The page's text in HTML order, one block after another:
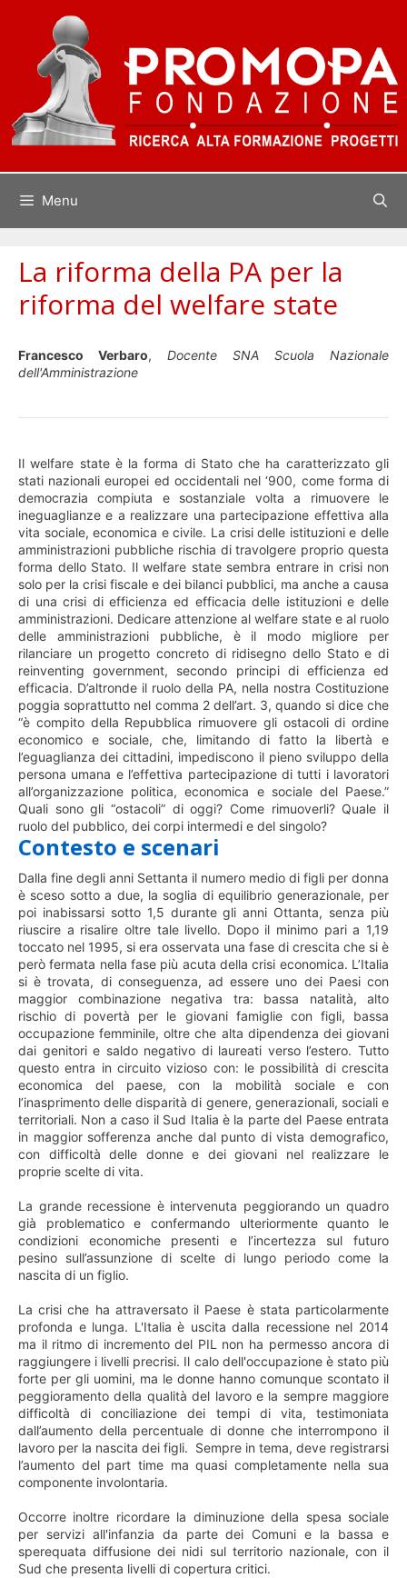
contenuto
Menu
La riforma della PA per la
riforma del welfare state
Francesco Verbaro, Docente SNA Scuola Nazionale
dell'Amministrazione
Il welfare state è la forma di Stato che ha caratterizzato gli
stati nazionali europei ed occidentali nel ‘900, come forma di
democrazia compiuta e sostanziale volta a rimuovere le
ineguaglianze e a realizzare una partecipazione effettiva alla
vita sociale, economica e civile. La crisi delle istituzioni e delle
amministrazioni pubbliche rischia di travolgere proprio questa
forma dello Stato. Il welfare state sembra entrare in crisi non
solo per la crisi fiscale e dei bilanci pubblici, ma anche a causa
di una crisi di efficienza ed efficacia delle istituzioni e delle
amministrazioni. Dedicare attenzione al welfare state e al ruolo
delle amministrazioni pubbliche, è il modo migliore per
rilanciare un progetto concreto di ridisegno dello Stato e di
reinventing government, secondo principi di efficienza ed
efficacia. D’altronde il ruolo della PA, nella nostra Costituzione
poggia soprattutto nel comma 2 dell’art. 3, quando si dice che
“è compito della Repubblica rimuovere gli ostacoli di ordine
economico e sociale, che, limitando di fatto la libertà e
l’eguaglianza dei cittadini, impediscono il pieno sviluppo della
persona umana e l’effettiva partecipazione di tutti i lavoratori
all’organizzazione politica, economica e sociale del Paese.”
Quali sono gli “ostacoli” di oggi? Come rimuoverli? Quale il
ruolo del pubblico, dei corpi intermedi e del singolo?
Contesto e scenari
Dalla fine degli anni Settanta il numero medio di figli per donna
è sceso sotto a due, la soglia di equilibrio generazionale, per
poi inabissarsi sotto 1,5 durante gli anni Ottanta, senza più
riuscire a risalire oltre tale livello. Dopo il minimo pari a 1,19
toccato nel 1995, si era osservata una fase di crescita che si è
però fermata nella fase più acuta della crisi economica. L’Italia
si è trovata, di conseguenza, ad essere uno dei Paesi con
maggior combinazione negativa tra: bassa natalità, alto
rischio di povertà per le giovani famiglie con figli, bassa
occupazione femminile, oltre che alta dipendenza dei giovani
dai genitori e saldo negativo di laureati verso l’estero. Tutto
questo entra in circuito vizioso con: le possibilità di crescita
economica del paese, con la mobilità sociale e con
l’inasprimento delle disparità di genere, generazionali, sociali e
territoriali. Non a caso il Sud Italia è la parte del Paese entrata
in maggior sofferenza anche dal punto di vista demografico,
con difficoltà delle donne e dei giovani nel realizzare le
proprie scelte di vita.
La grande recessione è intervenuta peggiorando un quadro
già problematico e confermando ulteriormente quanto le
condizioni economiche presenti e l’incertezza sul futuro
pesino sull’assunzione di scelte di lungo periodo come la
nascita di un figlio.
La crisi che ha attraversato il Paese è stata particolarmente
profonda e lunga. L'Italia è uscita dalla recessione nel 2014
ma il ritmo di incremento del PIL non ha permesso ancora di
raggiungere i livelli precrisi. Il calo dell'occupazione è stato più
forte per gli uomini, ma le donne hanno comunque scontato il
peggioramento della qualità del lavoro e la sempre maggiore
difficoltà di conciliazione dei tempi di vita, testimoniata
dall’aumento della percentuale di donne che interrompono il
lavoro per la nascita dei figli. Sempre in tema, deve registrarsi
l’aumento del part time ma quasi completamente nella sua
componente involontaria.
Occorre inoltre ricordare la diminuzione della spesa sociale
per servizi all'infanzia da parte dei Comuni e la bassa e
sperequata diffusione dei nidi sul territorio nazionale, con il
Sud che presenta livelli di copertura critici.